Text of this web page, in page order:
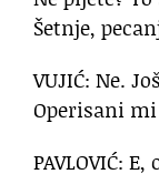
Šetnje,
VUJIĆ: Ne.
Operisani
PAVLOVIĆ: